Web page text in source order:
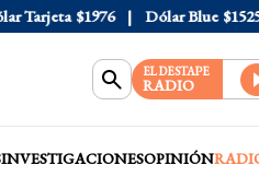
$1976 Dólar Blue $1525
EL DESTAPE
RADIO
INVESTIGACIONESOPINIÓN